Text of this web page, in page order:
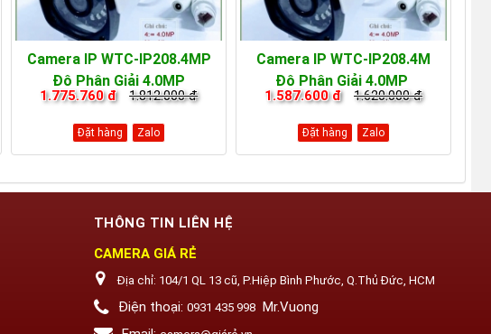
Camera IP WTC-IP208.4MP
Độ Phân Giải 4.0MP
1.775.760 đ 1.812.000 đ
Đặt hàng Zalo
Camera IP WTC-IP208.4M
Độ Phân Giải 4.0MP
1.587.600 đ 1.620.000 đ
Đặt hàng Zalo
THÔNG TIN LIÊN HỆ
CAMERA GIÁ RẺ
Địa chỉ: 104/1 QL 13 cũ, P.Hiệp Bình Phước, Q.Thủ Đức, HCM
Điện thoại: 0931 435 998
Mr.Vuong